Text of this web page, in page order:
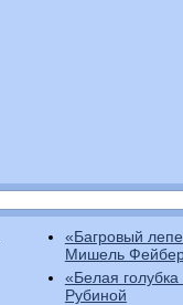
«Багровый
Мишель
«Белая
Рубиной